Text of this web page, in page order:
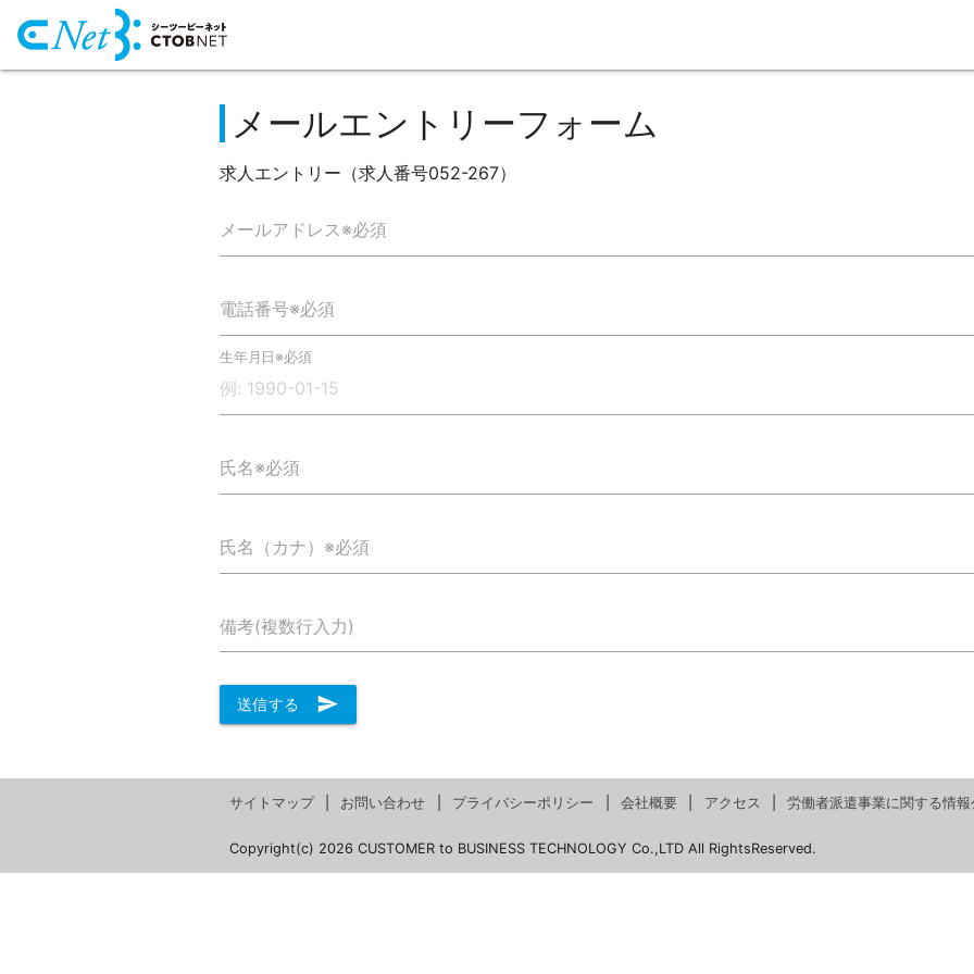
メールエントリーフォーム
求人エントリー（求人番号052-267）
メールアドレス※必須
電話番号※必須
生年月日※必須
氏名※必須
氏名（カナ）※必須
備考(複数行入力)
送信する send
サイトマップ お問い合わせ プライバシーポリシー 会社概要 アクセス 労働者派遣事業に関する情
Copyright(c) 2026 CUSTOMER to BUSINESS TECHNOLOGY Co.,LTD All RightsReserved.